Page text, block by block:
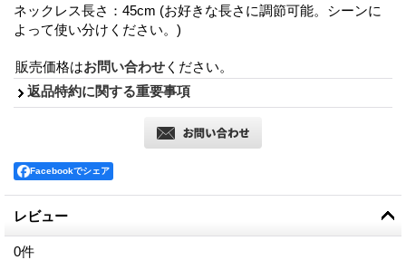
ネックレス長さ：45cm (お好きな長さに調節可能。シーンに
よって使い分けください。)
販売価格はお問い合わせ ください。
返品特約に関する重要事項
Facebookでシェア
レビュー
0件